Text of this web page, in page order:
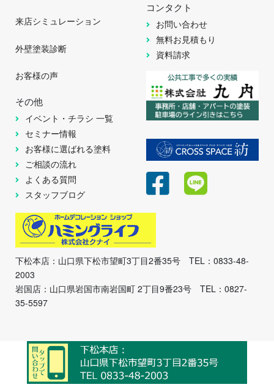
来店シミュレーション
外壁塗装診断
お客様の声
その他
イベント・チラシ 一覧
セミナー情報
お客様に選ばれる塗料
ご相談の流れ
よくある質問
スタッフブログ
コンタクト
お問い合わせ
無料お見積もり
資料請求
下松本店：山口県下松市望町3丁目2番35号 TEL：0833-48-
2003
岩国店：山口県岩国市南岩国町 2丁目9番23号 TEL：0827-
35-5597